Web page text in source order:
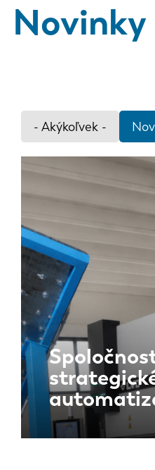
Novinky
- Akýkoľvek -